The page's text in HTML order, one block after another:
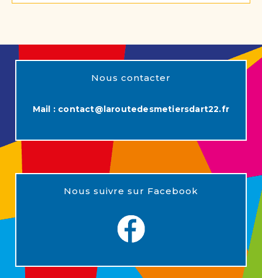
Nous contacter
Mail : contact@laroutedesmetiersdart22.fr
Nous suivre sur Facebook